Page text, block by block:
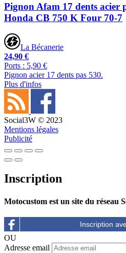
Pignon Afam 17 dents acier
Honda CB 750 K Four 70-7
La Bécanerie
24,90 €
Ports : 5,90 €
Pignon acier 17 dents pas 530.
Plus d'infos
Social3W © 2023
Mentions légales
Publicité
Inscription
Motocustom est un site du réseau
OU
Adresse email